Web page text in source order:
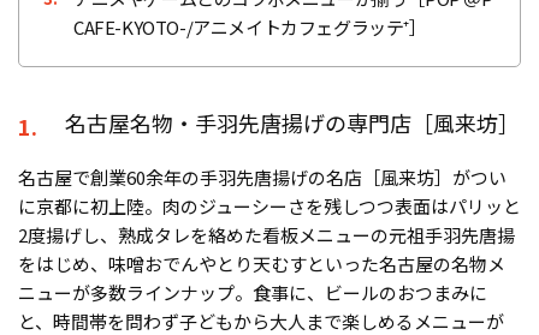
CAFE-KYOTO-/アニメイトカフェグラッテ⁺］
1. 名古屋名物・手羽先唐揚げの専門店［風来坊］
名古屋で創業60余年の手羽先唐揚げの名店［風来坊］がつい
に京都に初上陸。肉のジューシーさを残しつつ表面はパリッと
2度揚げし、熟成タレを絡めた看板メニューの元祖手羽先唐揚
をはじめ、味噌おでんやとり天むすといった名古屋の名物メ
ニューが多数ラインナップ。食事に、ビールのおつまみに
と、時間帯を問わず子どもから大人まで楽しめるメニューが